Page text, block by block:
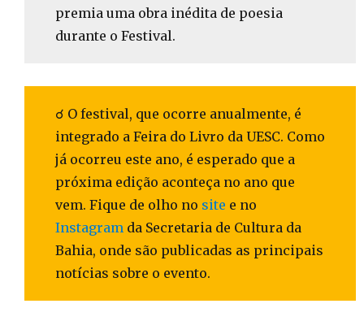
premia uma obra inédita de poesia
durante o Festival.
☌ O festival, que ocorre anualmente, é
integrado a Feira do Livro da UESC. Como
já ocorreu este ano, é esperado que a
próxima edição aconteça no ano que
vem. Fique de olho no site e no
Instagram da Secretaria de Cultura da
Bahia, onde são publicadas as principais
notícias sobre o evento.